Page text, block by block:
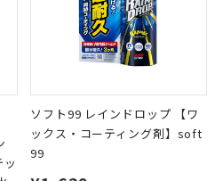
ソフト99 レインドロップ 【ワ
ックス・コーティング剤】soft
99